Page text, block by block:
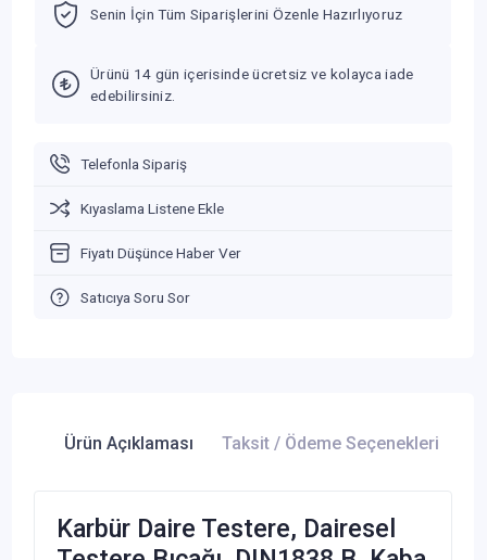
Senin İçin Tüm Siparişlerini Özenle Hazırlıyoruz
Ürünü 14 gün içerisinde ücretsiz ve kolayca iade
edebilirsiniz.
Telefonla Sipariş
Kıyaslama Listene Ekle
Fiyatı Düşünce Haber Ver
Satıcıya Soru Sor
Ürün Açıklaması Taksit / Ödeme Seçenekleri
Karbür Daire Testere, Dairesel